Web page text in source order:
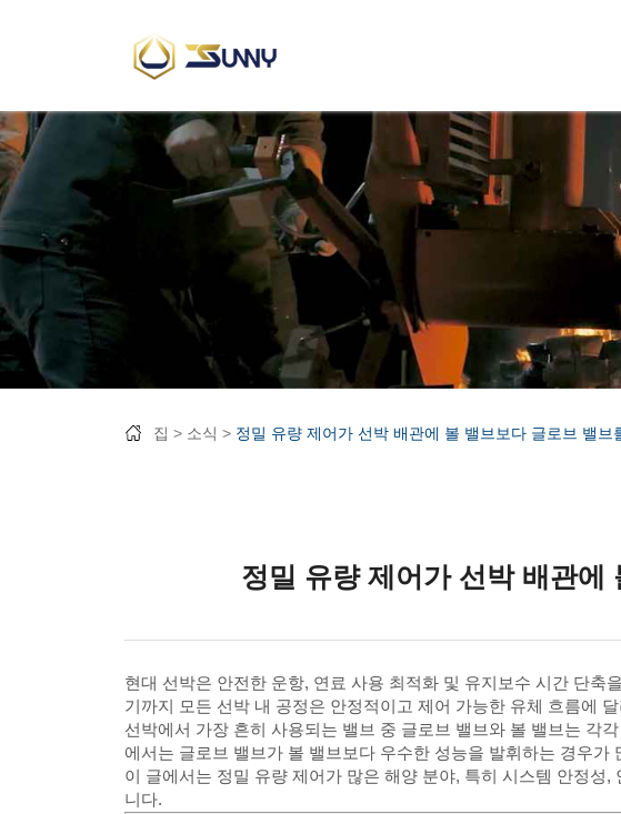
집 소식 정밀 유량 제어가 선박 배관에 볼 밸브보다 글로브 밸브
정밀 유량 제어가 선박 배관에
현대 선박은 안전한 운항, 연료 사용 최적화 및 유지보수 시간 단축
기까지 모든 선박 내 공정은 안정적이고 제어 가능한 유체 흐름에
선박에서 가장 흔히 사용되는 밸브 중 글로브 밸브와 볼 밸브는 각
에서는 글로브 밸브가 볼 밸브보다 우수한 성능을 발휘하는 경우가
이 글에서는 정밀 유량 제어가 많은 해양 분야, 특히 시스템 안정
니다.